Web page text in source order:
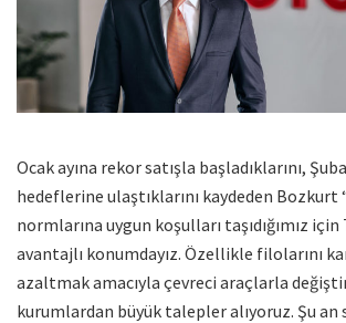
Ocak ayına rekor satışla başladıklarını,
hedeflerine ulaştıklarını kaydeden Bozkurt
normlarına uygun koşulları taşıdığımız
avantajlı konumdayız. Özellikle filolarını
azaltmak amacıyla çevreci araçlarla
kurumlardan büyük talepler alıyoruz. Şu an